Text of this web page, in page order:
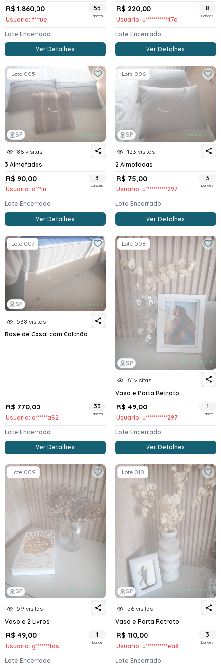
R$ 1.860,00
Usuario: f***ue
55
Lances
Lote Encerrado
Ver Detalhes
R$ 220,00
Usuario: u***********47e
8
Lances
Lote Encerrado
Ver Detalhes
SP
Lote 005
86 visitas
3 Almofadas
R$ 90,00
Usuario: d***in
3
Lances
Lote Encerrado
Ver Detalhes
SP
Lote 006
123 visitas
2 Almofadas
R$ 75,00
Usuario: u***********297
3
Lances
Lote Encerrado
Ver Detalhes
SP
Lote 007
538 visitas
Base de Casal com Colchão
R$ 770,00
Usuario: a******aS2
33
Lances
Lote Encerrado
Ver Detalhes
SP
Lote 008
61 visitas
Vaso e Porta Retrato
R$ 49,00
Usuario: u***********297
1
Lance
Lote Encerrado
Ver Detalhes
SP
Lote 009
59 visitas
Vaso e 2 Livros
R$ 49,00
Usuario: g*******tas
1
Lance
Lote Encerrado
SP
Lote 010
56 visitas
Vaso e Porta Retrato
R$ 110,00
Usuario: u***********ea8
3
Lances
Lote Encerrado